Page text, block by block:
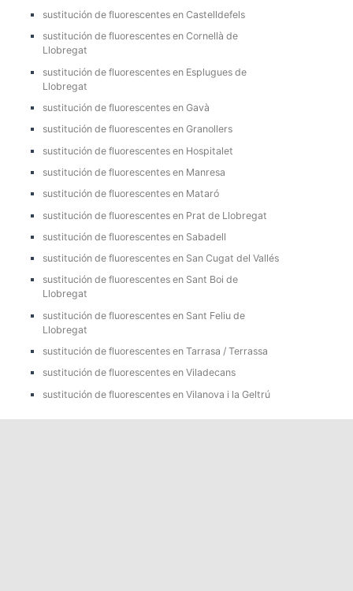
sustitución de fluorescentes en Castelldefels
sustitución de fluorescentes en Cornellà de
Llobregat
sustitución de fluorescentes en Esplugues de
Llobregat
sustitución de fluorescentes en Gavà
sustitución de fluorescentes en Granollers
sustitución de fluorescentes en Hospitalet
sustitución de fluorescentes en Manresa
sustitución de fluorescentes en Mataró
sustitución de fluorescentes en Prat de Llobregat
sustitución de fluorescentes en Sabadell
sustitución de fluorescentes en San Cugat del Vallés
sustitución de fluorescentes en Sant Boi de
Llobregat
sustitución de fluorescentes en Sant Feliu de
Llobregat
sustitución de fluorescentes en Tarrasa / Terrassa
sustitución de fluorescentes en Viladecans
sustitución de fluorescentes en Vilanova i la Geltrú